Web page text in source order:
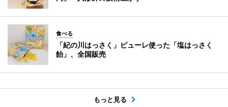
食べる
「紀の川はっさく」ピューレ使った「塩はっさく
飴」、全国販売
もっと見る